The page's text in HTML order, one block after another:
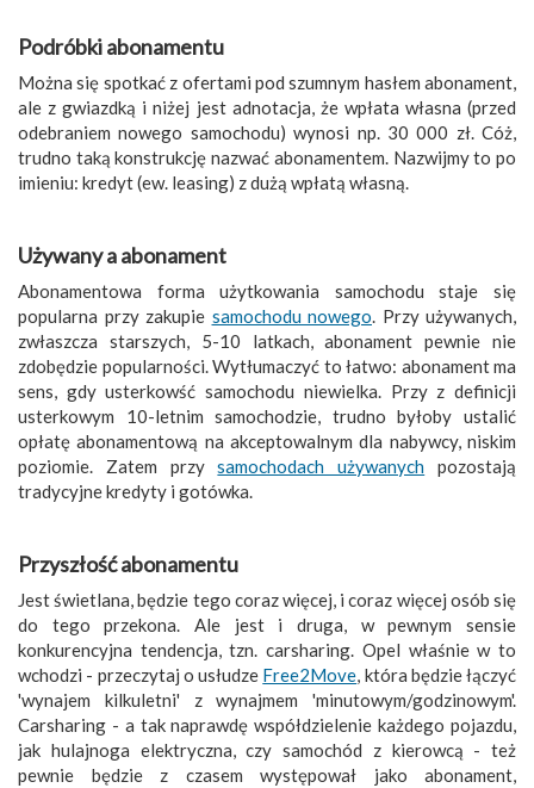
Podróbki abonamentu
Można się spotkać z ofertami pod szumnym hasłem abonament,
ale z gwiazdką i niżej jest adnotacja, że wpłata własna (przed
odebraniem nowego samochodu) wynosi np. 30 000 zł. Cóż,
trudno taką konstrukcję nazwać abonamentem. Nazwijmy to po
imieniu: kredyt (ew. leasing) z dużą wpłatą własną.
Używany a abonament
Abonamentowa forma użytkowania samochodu staje się
popularna przy zakupie samochodu nowego. Przy używanych,
zwłaszcza starszych, 5-10 latkach, abonament pewnie nie
zdobędzie popularności. Wytłumaczyć to łatwo: abonament ma
sens, gdy usterkowść samochodu niewielka. Przy z definicji
usterkowym 10-letnim samochodzie, trudno byłoby ustalić
opłatę abonamentową na akceptowalnym dla nabywcy, niskim
poziomie. Zatem przysamochodach używanych pozostają
tradycyjne kredyty i gotówka.
Przyszłość abonamentu
Jest świetlana, będzie tego coraz więcej, i coraz więcej osób się
do tego przekona. Ale jest i druga, w pewnym sensie
konkurencyjna tendencja, tzn. carsharing. Opel właśnie w to
wchodzi - przeczytaj o usłudze Free2Move, która będzie łączyć
'wynajem kilkuletni' z wynajmem 'minutowym/godzinowym'.
Carsharing - a tak naprawdę współdzielenie każdego pojazdu,
jak hulajnoga elektryczna, czy samochód z kierowcą - też
pewnie będzie z czasem występował jako abonament,